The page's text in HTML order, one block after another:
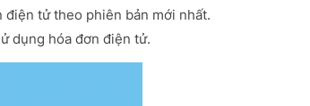
điện tử theo phiên bản mới nhất.
dụng hóa đơn điện tử.